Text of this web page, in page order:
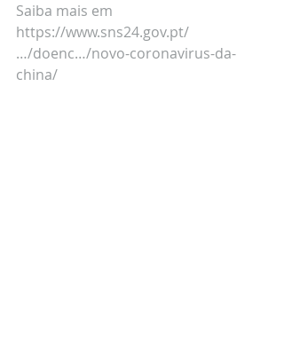
Saiba mais em
https://www.sns24.gov.pt/
…/doenc…/novo-coronavirus-da-
china/